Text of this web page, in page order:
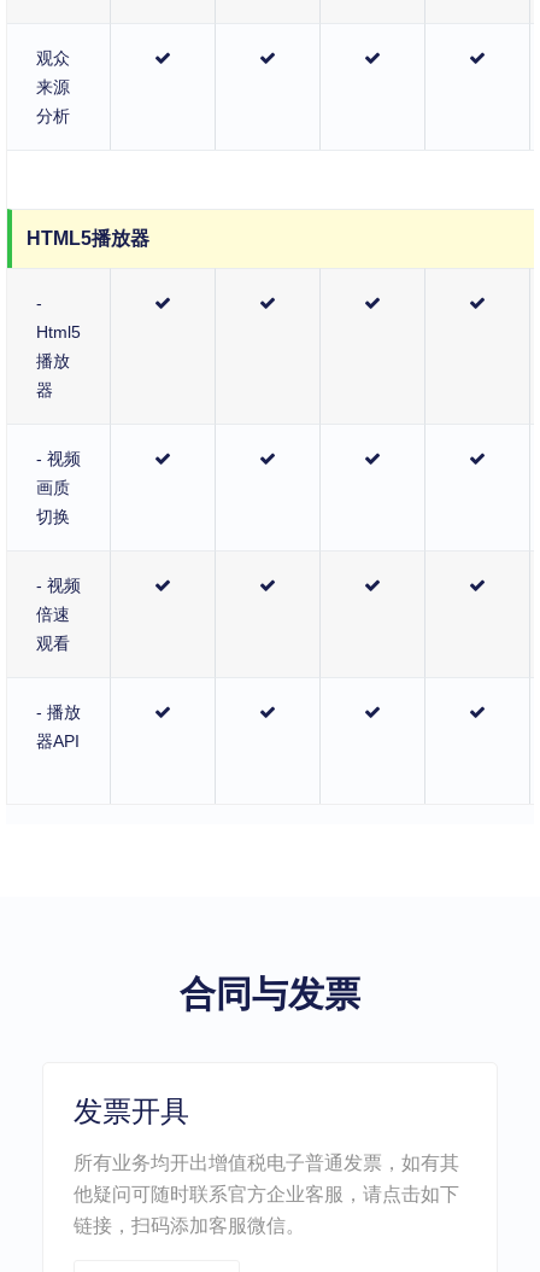
观众
来源
分析
HTML5播放器
-
Html5
播放
器
- 视频
画质
切换
- 视频
倍速
观看
- 播放
器API
合同与发票
发票开具
所有业务均开出增值税电子普通发票，如有其
他疑问可随时联系官方企业客服，请点击如下
链接，扫码添加客服微信。